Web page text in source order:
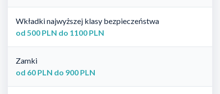
Wkładki najwyższej klasy bezpieczeństwa
od 500 PLN do 1100 PLN
Zamki
od 60 PLN do 900 PLN